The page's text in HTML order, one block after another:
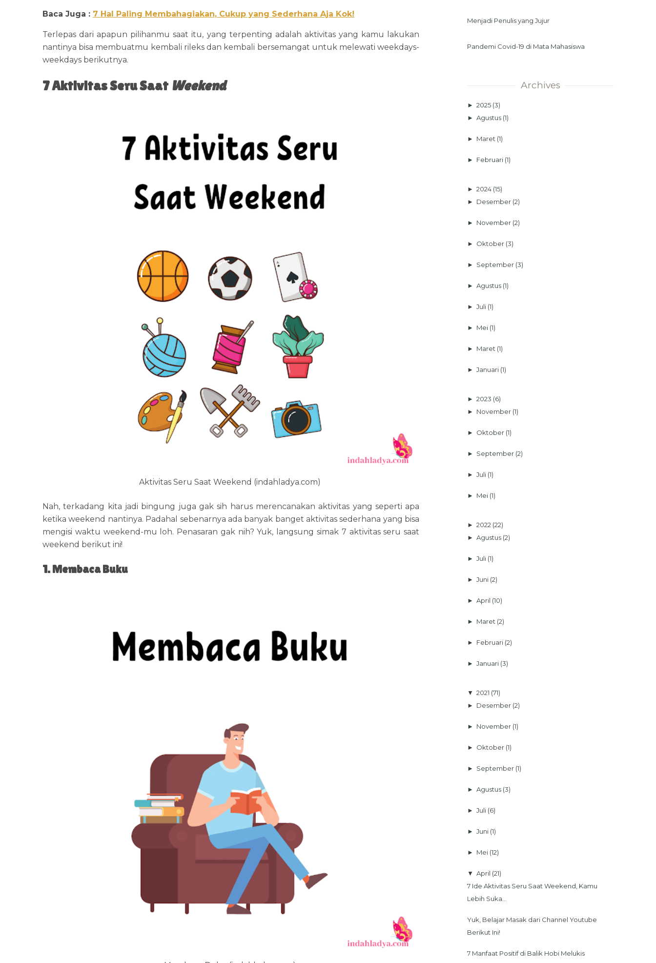
Baca Juga : 7 Hal Paling Membahagiakan, Cukup yang Sederhana Aja Kok!
Terlepas dari apapun pilihanmu saat itu, yang terpenting adalah aktivitas yang kamu lakukan
nantinya bisa membuatmu kembali rileks dan kembali bersemangat untuk melewati weekdays-
weekdays berikutnya.
7 Aktivitas Seru Saat Weekend
Aktivitas Seru Saat Weekend (indahladya.com)
Nah, terkadang kita jadi bingung juga gak sih harus merencanakan aktivitas yang seperti apa
ketika weekend nantinya. Padahal sebenarnya ada banyak banget aktivitas sederhana yang bisa
mengisi waktu weekend-mu loh. Penasaran gak nih? Yuk, langsung simak 7 aktivitas seru saat
weekend berikut ini!
1. Membaca Buku
Menjadi Penulis yang Jujur
Pandemi Covid-19 di Mata Mahasiswa
Archives
► 2025 (3)
► Agustus (1)
► Maret (1)
► Februari (1)
► 2024 (15)
► Desember (2)
► November (2)
► Oktober (3)
► September (3)
► Agustus (1)
► Juli (1)
► Mei (1)
► Maret (1)
► Januari (1)
► 2023 (6)
► November (1)
► Oktober (1)
► September (2)
► Juli (1)
► Mei (1)
► 2022 (22)
► Agustus (2)
► Juli (1)
► Juni (2)
► April (10)
► Maret (2)
► Februari (2)
► Januari (3)
▼ 2021 (71)
► Desember (2)
► November (1)
► Oktober (1)
► September (1)
► Agustus (3)
► Juli (6)
► Juni (1)
► Mei (12)
▼ April (21)
7 Ide Aktivitas Seru Saat Weekend, Kamu
Lebih Suka...
Yuk, Belajar Masak dari Channel Youtube
Berikut Ini!
7 Manfaat Positif di Balik Hobi Melukis